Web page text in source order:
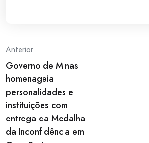
Post
navigation
Anterior
Governo de Minas
homenageia
personalidades e
instituições com
entrega da Medalha
da Inconfidência em